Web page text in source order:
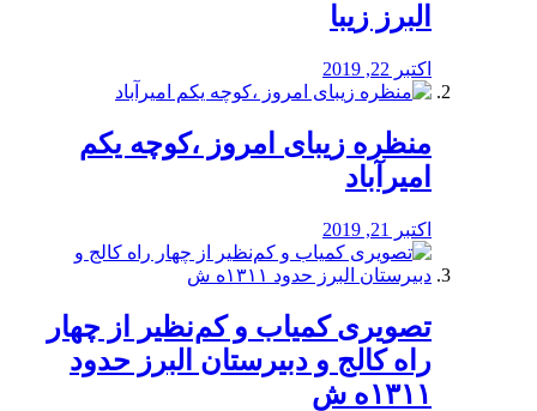
البرز زیبا
اکتبر 22, 2019
منظره‌‌ زیبای امروز ،کوچه یکم
امیرآباد
اکتبر 21, 2019
️تصویری کمیاب و کم‌نظیر از چهار
راه كالج و دبيرستان البرز حدود
۱۳۱۱ه ش